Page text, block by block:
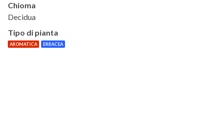
Chioma
Decidua
Tipo di pianta
AROMATICA ERBACEA